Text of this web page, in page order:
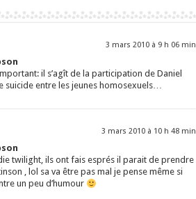
3 mars 2010 à 9 h 06 min
il s’agît de la participation de Daniel
suicide entre les jeunes homosexuels…
3 mars 2010 à 10 h 48 min
twilight, ils ont fais esprés il parait de prendre
, lol sa va être pas mal je pense même si
un peu d’humour